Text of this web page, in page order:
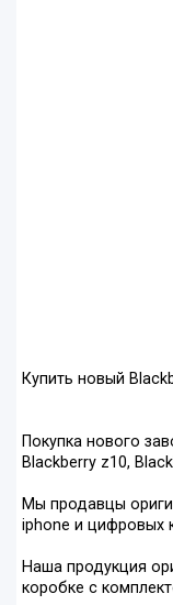
Купить новый
Покупка нового
Blackberry z10,
Мы продавцы
iphone и цифровых
Наша продукция
коробке с